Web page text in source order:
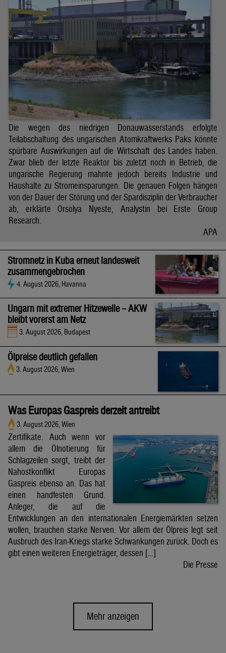
Die wegen des niedrigen Donauwasserstands erfolgte
Teilabschaltung des ungarischen Atomkraftwerks Paks könnte
spürbare Auswirkungen auf die Wirtschaft des Landes haben.
Zwar blieb der letzte Reaktor bis zuletzt noch in Betrieb, die
ungarische Regierung mahnte jedoch bereits Industrie und
Haushalte zu Stromeinsparungen. Die genauen Folgen hängen
von der Dauer der Störung und der Spardisziplin der Verbraucher
ab, erklärte Orsolya Nyeste, Analystin bei Erste Group
Research.
APA
Stromnetz in Kuba erneut landesweit
zusammengebrochen
4. August 2026, Havanna
Ungarn mit extremer Hitzewelle – AKW
bleibt vorerst am Netz
3. August 2026, Budapest
Ölpreise deutlich gefallen
3. August 2026, Wien
Was Europas Gaspreis derzeit antreibt
3. August 2026, Wien
Zertifikate. Auch wenn vor
allem die Ölnotierung für
Schlagzeilen sorgt, treibt der
Nahostkonflikt Europas
Gaspreis ebenso an. Das hat
einen handfesten Grund.
Anleger, die auf die
Entwicklungen an den internationalen Energiemärkten setzen
wollen, brauchen starke Nerven. Vor allem der Ölpreis legt seit
Ausbruch des Iran-Kriegs starke Schwankungen zurück. Doch es
gibt einen weiteren Energieträger, dessen […]
Die Presse
Mehr anzeigen